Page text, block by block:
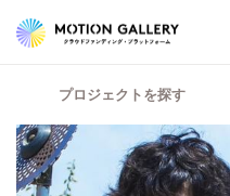
プロジェクトを探す